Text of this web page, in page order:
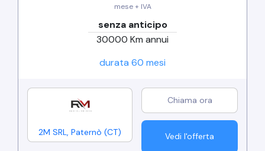
mese + IVA
senza anticipo
30000 Km annui
durata 60 mesi
2M SRL, Paternò (CT) Vedi l'offerta